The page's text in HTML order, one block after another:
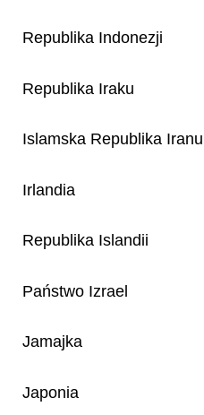
Republika Indonezji
Republika Iraku
Islamska Republika Iranu
Irlandia
Republika Islandii
Państwo Izrael
Jamajka
Japonia